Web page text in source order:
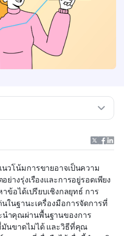
วโน้มการขายอาจเป็นความ
ย่างรุ่งเรืองและการอยู่รอดเพียง
าข้อได้เปรียบเชิงกลยุทธ์ การ
ในฐานะเครื่องมือการจัดการที่
นำคุณผ่านพื้นฐานของการ
นขาดไม่ได้ และวิธีที่คุณ
ารพยากรณ์ยอดขาย?
ายจึงสำคัญต่อความสำเร็จ
กรณ์ยอดขายที่ไม่แม่นยำที่
ารณ์ยอดขายอย่างแม่นยำ
ดการณ์ยอดขายที่ดียิ่งขึ้นเพื่อ
การพยากรณ์ยอดขาย